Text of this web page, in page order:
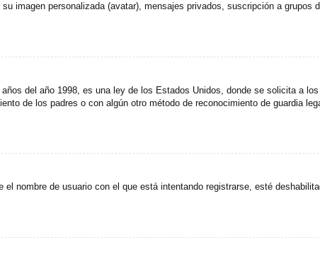
imagen personalizada (avatar), mensajes privados, suscripción a
del año 1998, es una ley de los Estados Unidos, donde se solicita a
de los padres o con algún otro método de reconocimiento de guardia
nombre de usuario con el que está intentando registrarse, esté